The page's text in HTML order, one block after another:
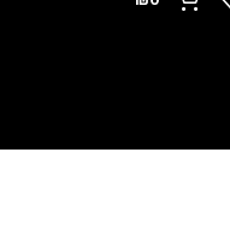
cash
with